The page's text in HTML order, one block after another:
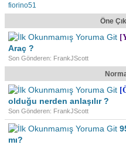
fiorino51
Öne
Araç ?
Son Gönderen: FrankJScott
olduğu nerden anlaşılır ?
Son Gönderen: FrankJScott
mı?